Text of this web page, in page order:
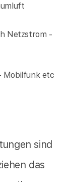
Netzstrom -
Mobilfunk etc
sind
das